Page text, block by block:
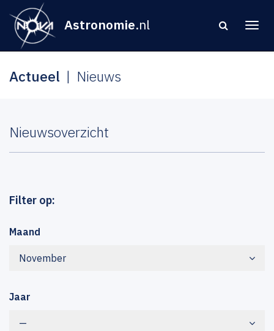
Astronomie.nl
Actueel Nieuws
Nieuwsoverzicht
Filter op:
Maand
November
Jaar
—